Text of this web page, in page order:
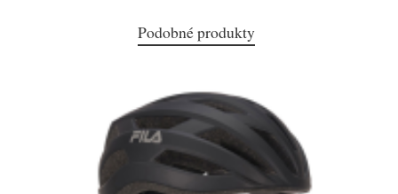
Podobné produkty